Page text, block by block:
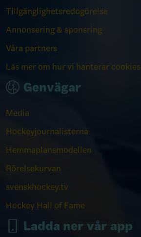
Tillgänglighetsredogörelse
Annonsering & sponsring
Våra partners
Läs mer om hur vi hanterar cookies
Genvägar
Media
Hockeyjournalisterna
Hemmaplansmodellen
Rörelsekurvan
svenskhockey.tv
Hockey Hall of Fame
Ladda ner vår app